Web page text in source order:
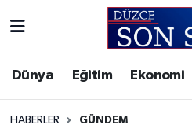
Dünya Eğitim Ekonomi
HABERLER GÜNDEM
Gizlilik Sözleşmesi
Akçakoca Hava Durumu